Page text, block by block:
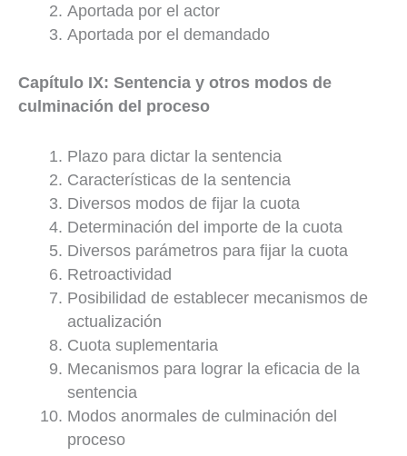
Aportada por el actor
Aportada por el demandado
Capítulo IX: Sentencia y otros modos de
culminación del proceso
Plazo para dictar la sentencia
Características de la sentencia
Diversos modos de fijar la cuota
Determinación del importe de la cuota
Diversos parámetros para fijar la cuota
Retroactividad
Posibilidad de establecer mecanismos de
actualización
Cuota suplementaria
Mecanismos para lograr la eficacia de la
sentencia
Modos anormales de culminación del
proceso